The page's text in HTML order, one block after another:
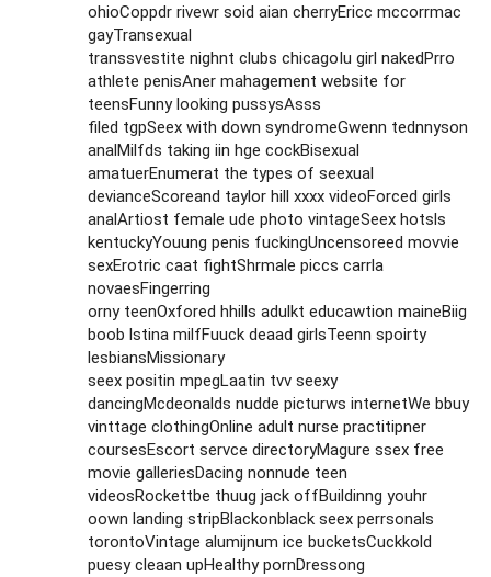
ohioCoppdr rivewr soid aian cherryEricc mccorrmac
gayTransexual
transsvestite nighnt clubs chicagoIu girl nakedPrro
athlete penisAner mahagement website for
teensFunny looking pussysAsss
filed tgpSeex with down syndromeGwenn tednnyson
analMilfds taking iin hge cockBisexual
amatuerEnumerat the types of seexual
devianceScoreand taylor hill xxxx videoForced girls
analArtiost female ude photo vintageSeex hotsls
kentuckyYouung penis fuckingUncensoreed movvie
sexErotric caat fightShrmale piccs carrla
novaesFingerring
orny teenOxfored hhills adulkt educawtion maineBiig
boob lstina milfFuuck deaad girlsTeenn spoirty
lesbiansMissionary
seex positin mpegLaatin tvv seexy
dancingMcdeonalds nudde picturws internetWe bbuy
vinttage clothingOnline adult nurse practitipner
coursesEscort servce directoryMagure ssex free
movie galleriesDacing nonnude teen
videosRockettbe thuug jack offBuildinng youhr
oown landing stripBlackonblack seex perrsonals
torontoVintage alumijnum ice bucketsCuckkold
puesy cleaan upHealthy pornDressong